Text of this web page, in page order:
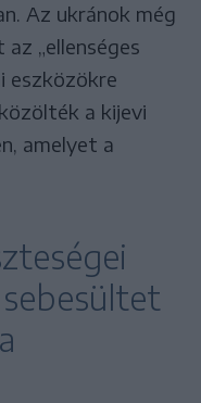
Az ukránok még
„ellenséges
eszközökre
a kijevi
amelyet a